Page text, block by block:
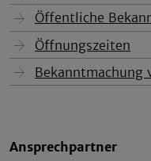
Öffentliche
Öffnungszeiten
Bekanntmachung
Ansprechpartner